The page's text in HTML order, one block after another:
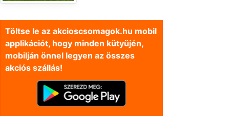
Töltse le az akcioscsomagok.hu mobil
applikációt, hogy minden kütyüjén,
mobilján önnel legyen az összes
akciós szállás!